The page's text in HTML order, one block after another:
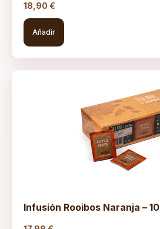
18,90 €
Añadir
Infusión Rooibos Naranja –